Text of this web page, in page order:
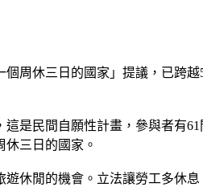
個周休三日的國家」提議，已跨
是民間自願性計畫，參與者有
三日的國家。
休閒的機會。立法讓勞工多休